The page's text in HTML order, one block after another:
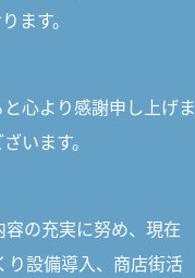
ます。
心より感謝申し上げま
います。
の充実に努め、現在
り設備導入、商店街活